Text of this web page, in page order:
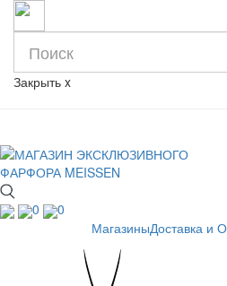
Закрыть x
0
0
МагазиныДоставка и